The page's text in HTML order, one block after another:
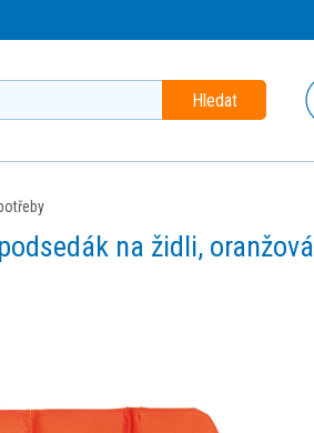
Hledat
podsedák na židli, oranžová